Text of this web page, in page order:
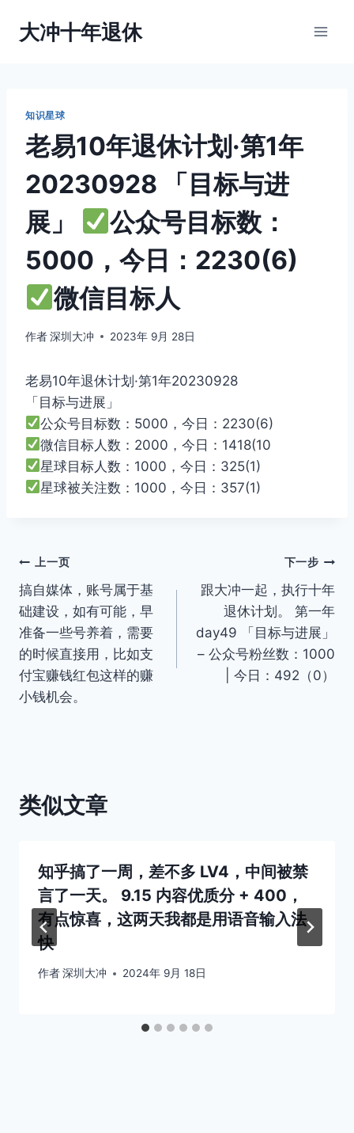
大冲十年退休
知识星球
老易10年退休计划·第1年
20230928 「目标与进
展」
公众号目标数：
5000，今日：2230(6)
微信目标人
作者深圳大冲 2023年 9月 28日
老易10年退休计划·第1年20230928
「目标与进展」
公众号目标数：5000，今日：2230(6)
微信目标人数：2000，今日：1418(10
星球目标人数：1000，今日：325(1)
星球被关注数：1000，今日：357(1)
文
章
导
航
上一页
搞自媒体，账号属于基
础建设，如有可能，早
准备一些号养着，需要
的时候直接用，比如支
付宝赚钱红包这样的赚
小钱机会。
下一步
跟大冲一起，执行十年
退休计划。 第一年
day49 「目标与进展」
– 公众号粉丝数：1000
| 今日：492（0）
类似文章
知乎搞了一周，差不多 LV4，中间被禁
言了一天。 9.15 内容优质分 + 400，
有点惊喜，这两天我都是用语音输入法
快
作者深圳大冲 2024年 9月 18日